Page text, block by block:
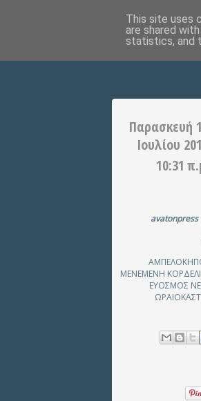
Παρασκευή
Ιουλίου
10:31
avatonpress
ΜΕΝΕΜΕΝΗ
ΕΥΟΣΜΟΣ
This site uses
are shared
statistics, and